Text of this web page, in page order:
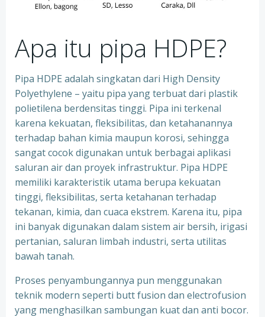
Apa itu pipa HDPE?
Pipa HDPE adalah singkatan dari High Density
Polyethylene – yaitu pipa yang terbuat dari plastik
polietilena berdensitas tinggi. Pipa ini terkenal
karena kekuatan, fleksibilitas, dan ketahanannya
terhadap bahan kimia maupun korosi, sehingga
sangat cocok digunakan untuk berbagai aplikasi
saluran air dan proyek infrastruktur. Pipa HDPE
memiliki karakteristik utama berupa kekuatan
tinggi, fleksibilitas, serta ketahanan terhadap
tekanan, kimia, dan cuaca ekstrem. Karena itu, pipa
ini banyak digunakan dalam sistem air bersih, irigasi
pertanian, saluran limbah industri, serta utilitas
bawah tanah.
Proses penyambungannya pun menggunakan
teknik modern seperti butt fusion dan electrofusion
yang menghasilkan sambungan kuat dan anti bocor.